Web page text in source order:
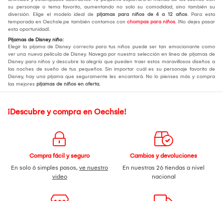
su personaje o tema favorito, aumentando no solo su comodidad, sino también su
diversión. Elige el modelo ideal de pijamas para niños de 4 a 12 años. Para esta
temporada en Oechsle.pe también contamos con chompas para niños. ¡No dejes pasar
esta oportunidad!.
Pijamas de Disney niño:
Elegir la pijama de Disney correcta para tus niños puede ser tan emocionante como
ver una nueva película de Disney. Navega por nuestra selección en línea de pijamas de
Disney para niños y descubre la alegría que pueden traer estos maravillosos diseños a
las noches de sueño de tus pequeños. Sin importar cuál es su personaje favorito de
Disney, hay una pijama que seguramente les encantará. No lo pienses más y compra
las mejores pijamas de niños en oferta.
¡Descubre y compra en Oechsle!
Compra fácil y seguro
En solo 6 simples pasos, ve nuestro
video
Cambios y devoluciones
En nuestras 26 tiendas a nivel
nacional